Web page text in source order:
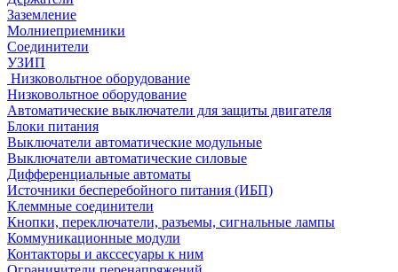
Заземление
Молниеприемники
Соединители
УЗИП
Низковольтное оборудование
Низковольтное оборудование
Автоматические выключатели для защиты двигателя
Блоки питания
Выключатели автоматические модульные
Выключатели автоматические силовые
Дифференциальные автоматы
Источники бесперебойного питания (ИБП)
Клеммные соединители
Кнопки, переключатели, разъемы, сигнальные лампы
Коммуникационные модули
Контакторы и акссесуары к ним